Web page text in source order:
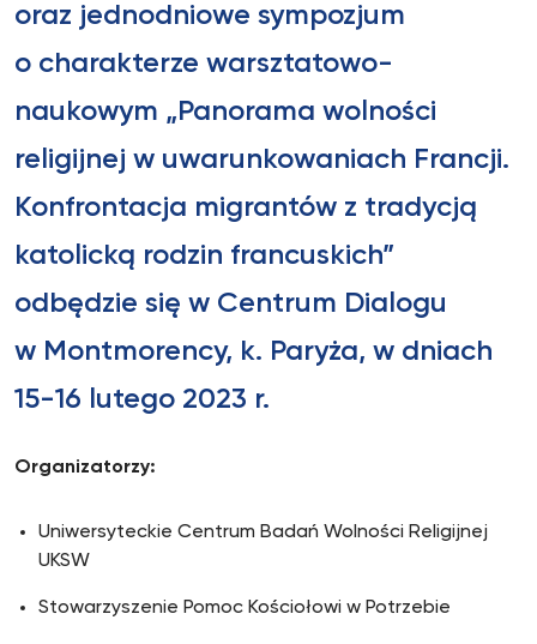
oraz jednodniowe sympozjum
o charakterze warsztatowo-
naukowym „Panorama wolności
religijnej w uwarunkowaniach Francji.
Konfrontacja migrantów z tradycją
katolicką rodzin francuskich”
odbędzie się w Centrum Dialogu
w Montmorency, k. Paryża, w dniach
15-16 lutego 2023 r.
Organizatorzy:
Uniwersyteckie Centrum Badań Wolności Religijnej
UKSW
Stowarzyszenie Pomoc Kościołowi w Potrzebie